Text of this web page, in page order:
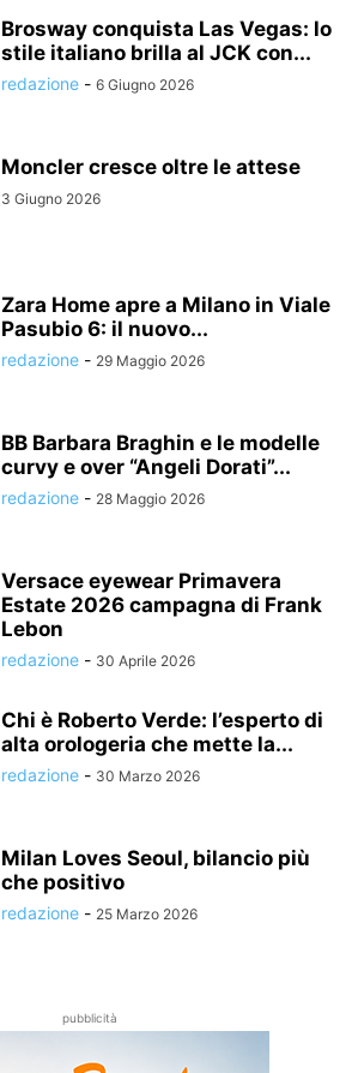
Brosway conquista Las Vegas: lo
stile italiano brilla al JCK con...
redazione - 6 Giugno 2026
Moncler cresce oltre le attese
3 Giugno 2026
Zara Home apre a Milano in Viale
Pasubio 6: il nuovo...
redazione - 29 Maggio 2026
BB Barbara Braghin e le modelle
curvy e over “Angeli Dorati”...
redazione - 28 Maggio 2026
Versace eyewear Primavera
Estate 2026 campagna di Frank
Lebon
redazione - 30 Aprile 2026
Chi è Roberto Verde: l’esperto di
alta orologeria che mette la...
redazione - 30 Marzo 2026
Milan Loves Seoul, bilancio più
che positivo
redazione - 25 Marzo 2026
pubblicità